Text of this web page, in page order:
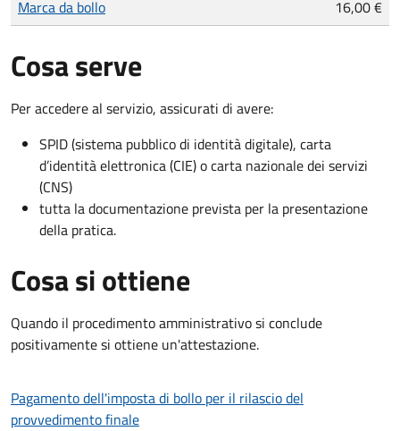
Marca da bollo 16,00 €
Cosa serve
Per accedere al servizio, assicurati di avere:
SPID (sistema pubblico di identità digitale), carta
d’identità elettronica (CIE) o carta nazionale dei servizi
(CNS)
tutta la documentazione prevista per la presentazione
della pratica.
Cosa si ottiene
Quando il procedimento amministrativo si conclude
positivamente si ottiene un'attestazione.
Pagamento dell'imposta di bollo per il rilascio del
provvedimento finale